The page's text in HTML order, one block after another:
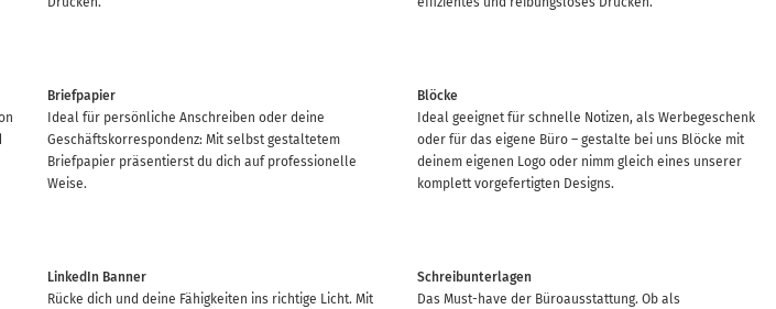
Briefpapier
Ideal für persönliche Anschreiben oder deine
Geschäftskorrespondenz: Mit selbst gestaltetem
Briefpapier präsentierst du dich auf professionelle
Weise.
Blöcke
Ideal geeignet für schnelle Notizen, als Werbegeschenk
oder für das eigene Büro – gestalte bei uns Blöcke mit
deinem eigenen Logo oder nimm gleich eines unserer
komplett vorgefertigten Designs.
LinkedIn Banner
Rücke dich und deine Fähigkeiten ins richtige Licht. Mit
Schreibunterlagen
Das Must-have der Büroausstattung. Ob als